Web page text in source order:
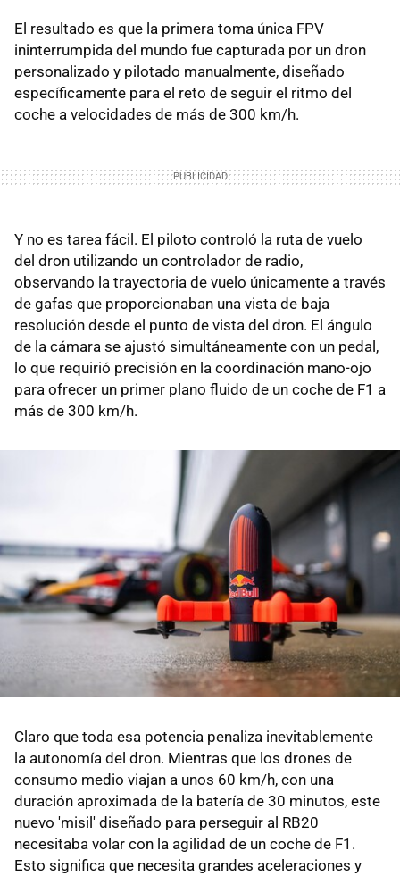
El resultado es que la primera toma única FPV
ininterrumpida del mundo fue capturada por un dron
personalizado y pilotado manualmente, diseñado
específicamente para el reto de seguir el ritmo del
coche a velocidades de más de 300 km/h.
Y no es tarea fácil. El piloto controló la ruta de vuelo
del dron utilizando un controlador de radio,
observando la trayectoria de vuelo únicamente a través
de gafas que proporcionaban una vista de baja
resolución desde el punto de vista del dron. El ángulo
de la cámara se ajustó simultáneamente con un pedal,
lo que requirió precisión en la coordinación mano-ojo
para ofrecer un primer plano fluido de un coche de F1 a
más de 300 km/h.
Claro que toda esa potencia penaliza inevitablemente
la autonomía del dron. Mientras que los drones de
consumo medio viajan a unos 60 km/h, con una
duración aproximada de la batería de 30 minutos, este
nuevo 'misil' diseñado para perseguir al RB20
necesitaba volar con la agilidad de un coche de F1.
Esto significa que necesita grandes aceleraciones y